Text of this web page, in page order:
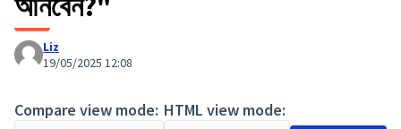
Liz
19/05/2025 12:08
Compare view mode: HTML view mode: